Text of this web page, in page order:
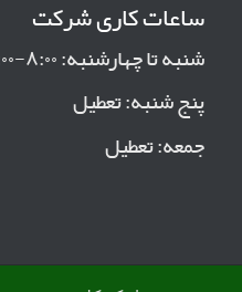
ساعات کاری شرکت
شنبه تا چهارشنبه: ۸:۰۰-۱۷:۰۰
پنج شنبه: تعطیل
جمعه: تعطیل